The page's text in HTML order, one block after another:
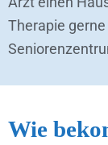
Therapie
Wie